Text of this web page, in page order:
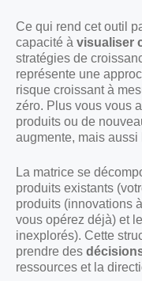
Ce qui rend cet outil
capacité à visualiser
stratégies de
représente une
risque croissant à
zéro. Plus vous vous
produits ou de
augmente, mais aussi
La matrice se
produits existants
produits (innovations
vous opérez déjà) et
inexplorés). Cette
prendre des
ressources et la